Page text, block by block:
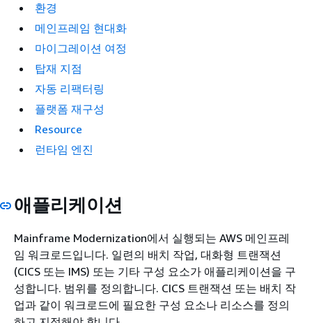
환경
메인프레임 현대화
마이그레이션 여정
탑재 지점
자동 리팩터링
플랫폼 재구성
Resource
런타임 엔진
애플리케이션
Mainframe Modernization에서 실행되는 AWS 메인프레
임 워크로드입니다. 일련의 배치 작업, 대화형 트랜잭션
(CICS 또는 IMS) 또는 기타 구성 요소가 애플리케이션을 구
성합니다. 범위를 정의합니다. CICS 트랜잭션 또는 배치 작
업과 같이 워크로드에 필요한 구성 요소나 리소스를 정의